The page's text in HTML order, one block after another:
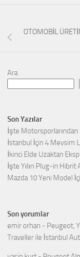
OTOMOBİL
Ara
Son Yazılar
İşte Motorsporlarından
İstanbul İçin 4 Mevsim
İkinci Elde Uzaktan
İşte Yılın Plug-in Hibrit
Mazda 10 Yeni Model
Son yorumlar
emir orhan - Peugeot,
Traveller ile İstanbul